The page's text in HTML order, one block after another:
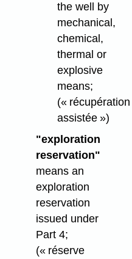
the well by
mechanical,
chemical,
thermal or
explosive
means;
(« récupération
assistée »)
"exploration
reservation"
means an
exploration
reservation
issued under
Part 4;
(« réserve